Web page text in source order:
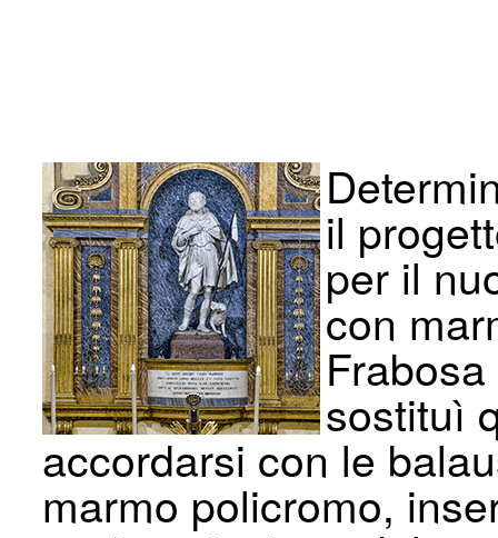
il
per il
con
sostituì
accordarsi con le
marmo policromo,